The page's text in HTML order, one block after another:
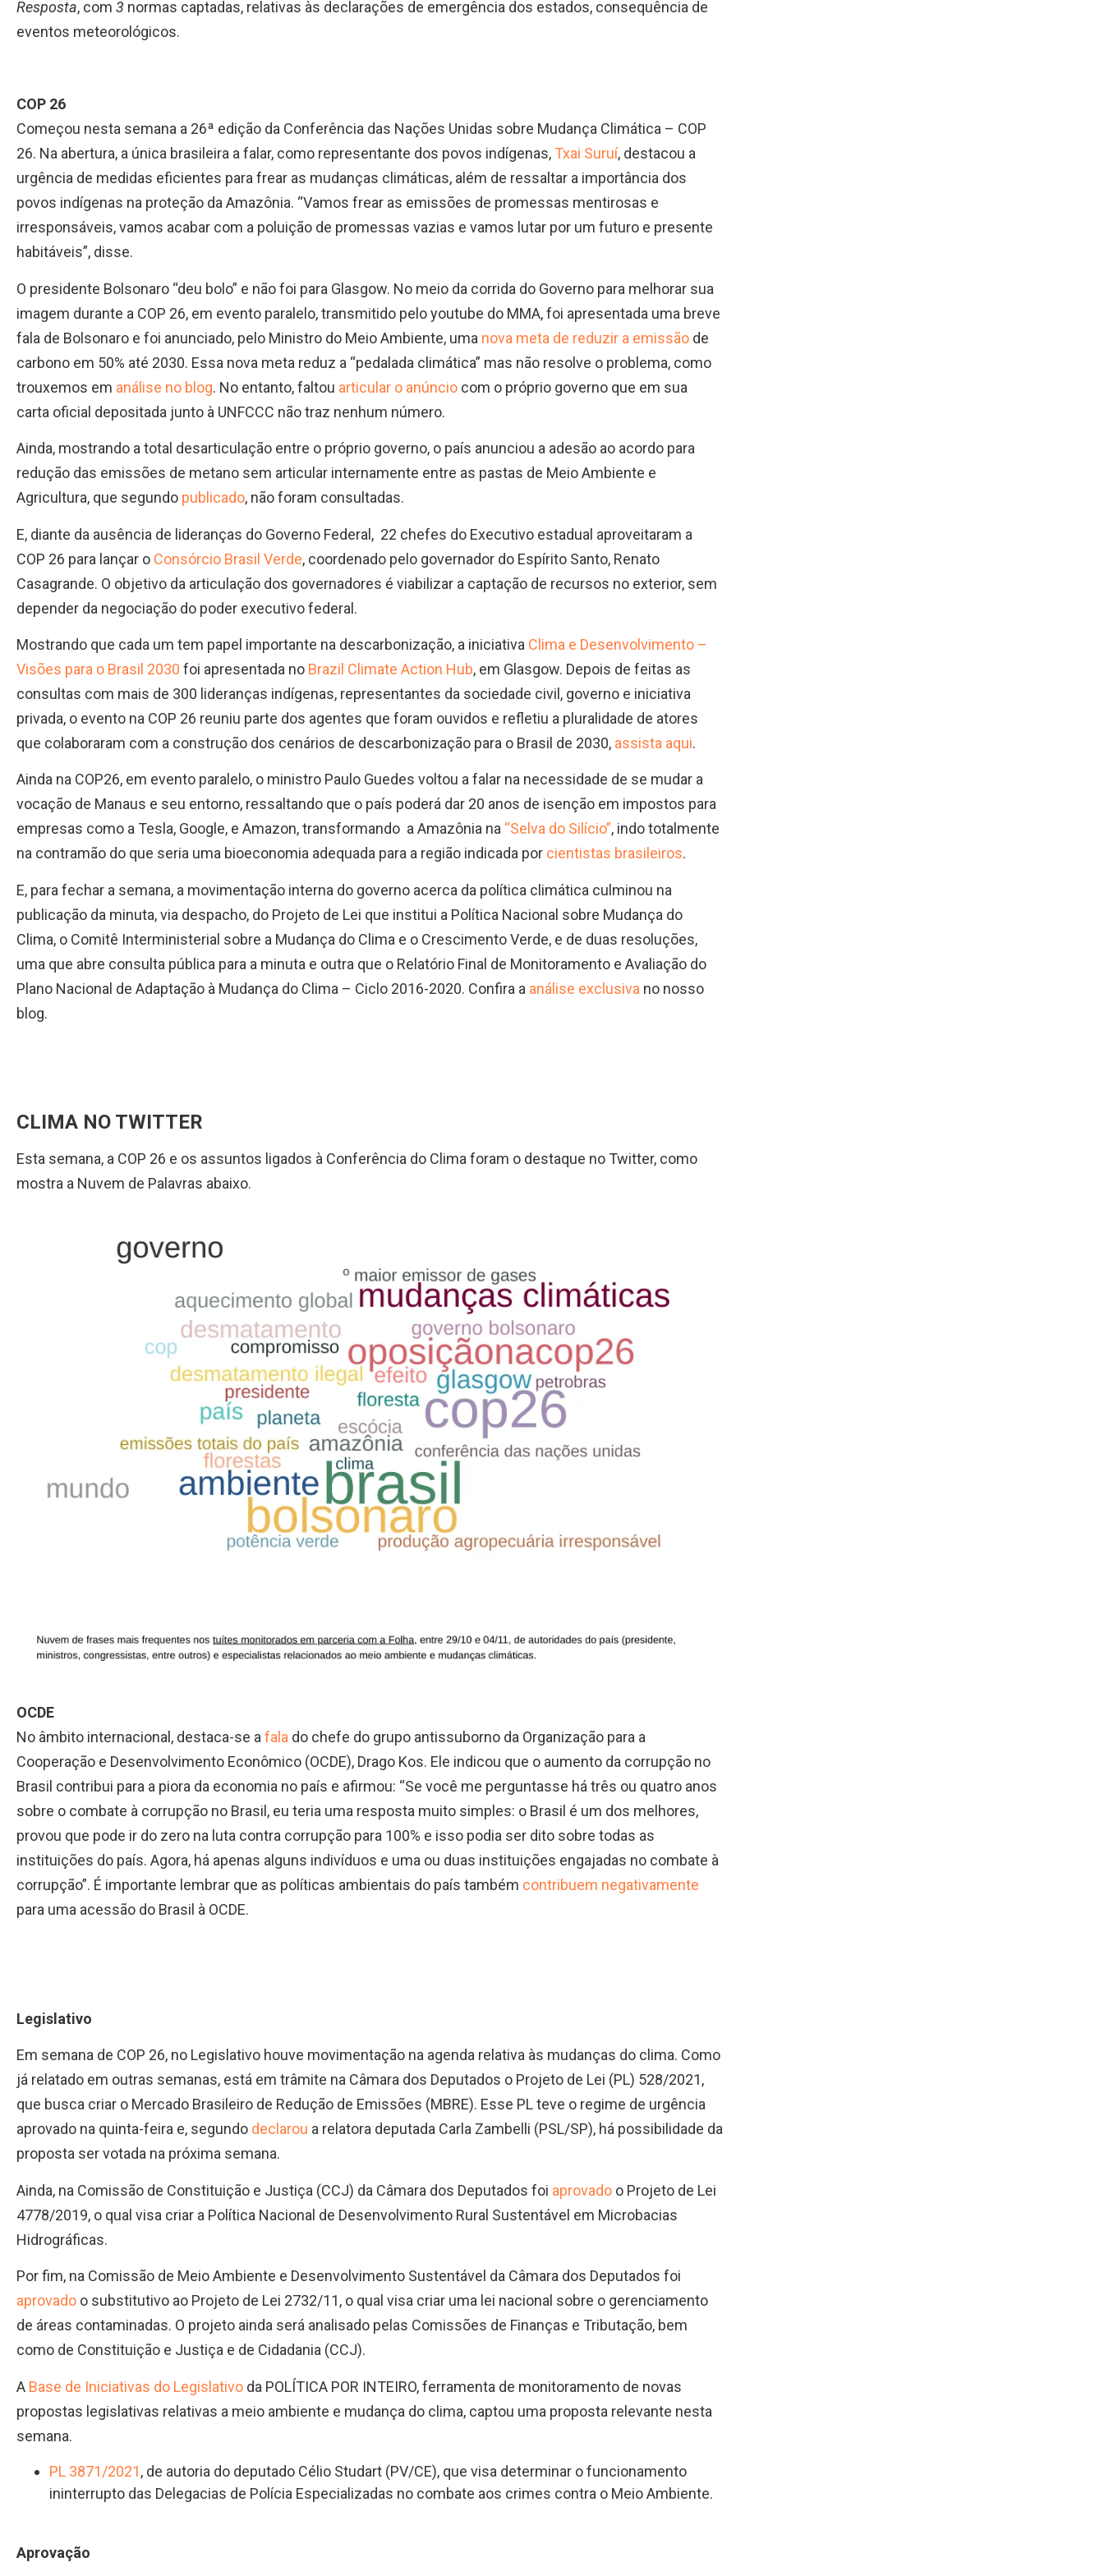
Resposta, com 3 normas captadas, relativas às declarações de emergência dos estados, consequência de
eventos meteorológicos.
COP 26
Começou nesta semana a 26ª edição da Conferência das Nações Unidas sobre Mudança Climática – COP
26. Na abertura, a única brasileira a falar, como representante dos povos indígenas, Txai Suruí, destacou a
urgência de medidas eficientes para frear as mudanças climáticas, além de ressaltar a importância dos
povos indígenas na proteção da Amazônia. “Vamos frear as emissões de promessas mentirosas e
irresponsáveis, vamos acabar com a poluição de promessas vazias e vamos lutar por um futuro e presente
habitáveis”, disse.
O presidente Bolsonaro “deu bolo” e não foi para Glasgow. No meio da corrida do Governo para melhorar sua
imagem durante a COP 26, em evento paralelo, transmitido pelo youtube do MMA, foi apresentada uma breve
fala de Bolsonaro e foi anunciado, pelo Ministro do Meio Ambiente, uma nova meta de reduzir a emissão de
carbono em 50% até 2030. Essa nova meta reduz a “pedalada climática” mas não resolve o problema, como
trouxemos em análise no blog. No entanto, faltou articular o anúncio com o próprio governo que em sua
carta oficial depositada junto à UNFCCC não traz nenhum número.
Ainda, mostrando a total desarticulação entre o próprio governo, o país anunciou a adesão ao acordo para
redução das emissões de metano sem articular internamente entre as pastas de Meio Ambiente e
Agricultura, que segundo publicado, não foram consultadas.
E, diante da ausência de lideranças do Governo Federal, 22 chefes do Executivo estadual aproveitaram a
COP 26 para lançar o Consórcio Brasil Verde, coordenado pelo governador do Espírito Santo, Renato
Casagrande. O objetivo da articulação dos governadores é viabilizar a captação de recursos no exterior, sem
depender da negociação do poder executivo federal.
Mostrando que cada um tem papel importante na descarbonização, a iniciativa Clima e Desenvolvimento –
Visões para o Brasil 2030 foi apresentada no Brazil Climate Action Hub, em Glasgow. Depois de feitas as
consultas com mais de 300 lideranças indígenas, representantes da sociedade civil, governo e iniciativa
privada, o evento na COP 26 reuniu parte dos agentes que foram ouvidos e refletiu a pluralidade de atores
que colaboraram com a construção dos cenários de descarbonização para o Brasil de 2030, assista aqui.
Ainda na COP26, em evento paralelo, o ministro Paulo Guedes voltou a falar na necessidade de se mudar a
vocação de Manaus e seu entorno, ressaltando que o país poderá dar 20 anos de isenção em impostos para
empresas como a Tesla, Google, e Amazon, transformando a Amazônia na “Selva do Silício”, indo totalmente
na contramão do que seria uma bioeconomia adequada para a região indicada por cientistas brasileiros.
E, para fechar a semana, a movimentação interna do governo acerca da política climática culminou na
publicação da minuta, via despacho, do Projeto de Lei que institui a Política Nacional sobre Mudança do
Clima, o Comitê Interministerial sobre a Mudança do Clima e o Crescimento Verde, e de duas resoluções,
uma que abre consulta pública para a minuta e outra que o Relatório Final de Monitoramento e Avaliação do
Plano Nacional de Adaptação à Mudança do Clima – Ciclo 2016-2020. Confira a análise exclusiva no nosso
blog.
CLIMA NO TWITTER
Esta semana, a COP 26 e os assuntos ligados à Conferência do Clima foram o destaque no Twitter, como
mostra a Nuvem de Palavras abaixo.
OCDE
No âmbito internacional, destaca-se a fala do chefe do grupo antissuborno da Organização para a
Cooperação e Desenvolvimento Econômico (OCDE), Drago Kos. Ele indicou que o aumento da corrupção no
Brasil contribui para a piora da economia no país e afirmou: “Se você me perguntasse há três ou quatro anos
sobre o combate à corrupção no Brasil, eu teria uma resposta muito simples: o Brasil é um dos melhores,
provou que pode ir do zero na luta contra corrupção para 100% e isso podia ser dito sobre todas as
instituições do país. Agora, há apenas alguns indivíduos e uma ou duas instituições engajadas no combate à
corrupção”. É importante lembrar que as políticas ambientais do país também contribuem negativamente
para uma acessão do Brasil à OCDE.
Legislativo
Em semana de COP 26, no Legislativo houve movimentação na agenda relativa às mudanças do clima. Como
já relatado em outras semanas, está em trâmite na Câmara dos Deputados o Projeto de Lei (PL) 528/2021,
que busca criar o Mercado Brasileiro de Redução de Emissões (MBRE). Esse PL teve o regime de urgência
aprovado na quinta-feira e, segundo declarou a relatora deputada Carla Zambelli (PSL/SP), há possibilidade da
proposta ser votada na próxima semana.
Ainda, na Comissão de Constituição e Justiça (CCJ) da Câmara dos Deputados foi aprovado o Projeto de Lei
4778/2019, o qual visa criar a Política Nacional de Desenvolvimento Rural Sustentável em Microbacias
Hidrográficas.
Por fim, na Comissão de Meio Ambiente e Desenvolvimento Sustentável da Câmara dos Deputados foi
aprovado o substitutivo ao Projeto de Lei 2732/11, o qual visa criar uma lei nacional sobre o gerenciamento
de áreas contaminadas. O projeto ainda será analisado pelas Comissões de Finanças e Tributação, bem
como de Constituição e Justiça e de Cidadania (CCJ).
A Base de Iniciativas do Legislativo da POLÍTICA POR INTEIRO, ferramenta de monitoramento de novas
propostas legislativas relativas a meio ambiente e mudança do clima, captou uma proposta relevante nesta
semana.
PL 3871/2021, de autoria do deputado Célio Studart (PV/CE), que visa determinar o funcionamento
ininterrupto das Delegacias de Polícia Especializadas no combate aos crimes contra o Meio Ambiente.
Aprovação